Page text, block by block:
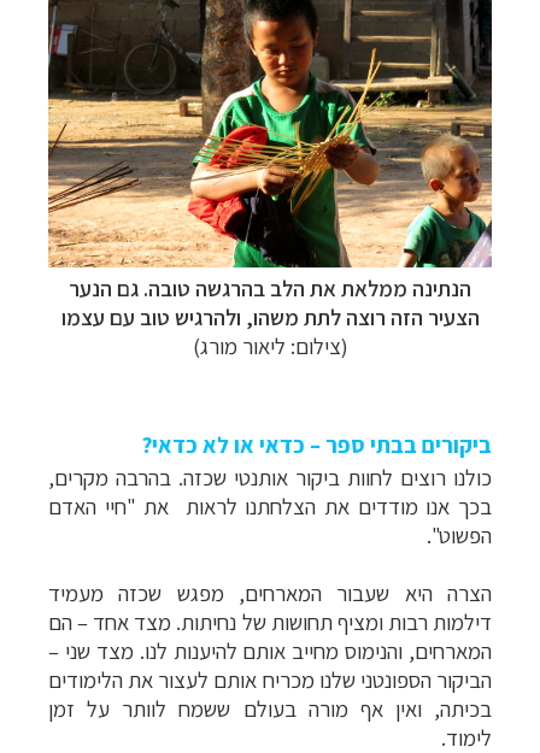
הנתינה ממלאת את הלב בהרגשה טובה. גם הנער
הצעיר הזה רוצה לתת משהו, ולהרגיש טוב עם עצמו
(צילום: ליאור מורג)
ביקורים בבתי ספר – כדאי או לא כדאי?
כולנו רוצים לחוות ביקור אותנטי שכזה. בהרבה מקרים,
בכך אנו מודדים את הצלחתנו לראות את "חיי האדם
הפשוט".
הצרה היא שעבור המארחים, מפגש שכזה מעמיד
דילמות רבות ומציף תחושות של נחיתות. מצד אחד – הם
המארחים, והנימוס מחייב אותם להיענות לנו. מצד שני –
הביקור הספונטני שלנו מכריח אותם לעצור את הלימודים
בכיתה, ואין אף מורה בעולם ששמח לוותר על זמן
לימוד.